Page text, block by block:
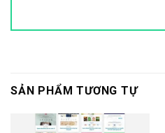
SẢN PHẨM TƯƠNG TỰ